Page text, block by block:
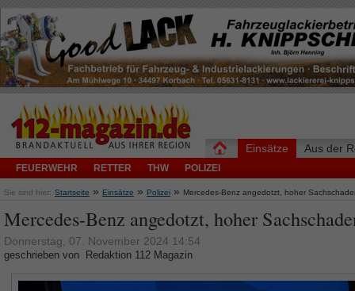
Einsätze
FEUERWEHR RETTER THW POLIZEI
Aus der
Sie sind hier: Startseite » Einsätze » Polizei » Mercedes-Benz angedotzt, hoher
Mercedes-Benz angedotzt, hoher
Donnerstag, 07. November 2024 14:54
geschrieben von Redaktion 112 Magazin